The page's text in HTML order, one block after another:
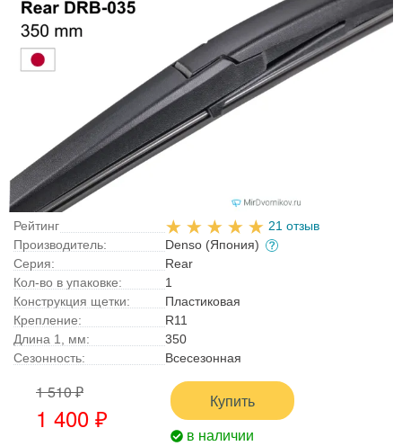
Рейтинг
21 отзыв
Производитель:
Denso (Япония)
Серия:
Rear
Кол-во в упаковке:
1
Конструкция щетки:
Пластиковая
Крепление:
R11
Длина 1, мм:
350
Сезонность:
Всесезонная
1 510 ₽
1 400 ₽
Купить
в наличии